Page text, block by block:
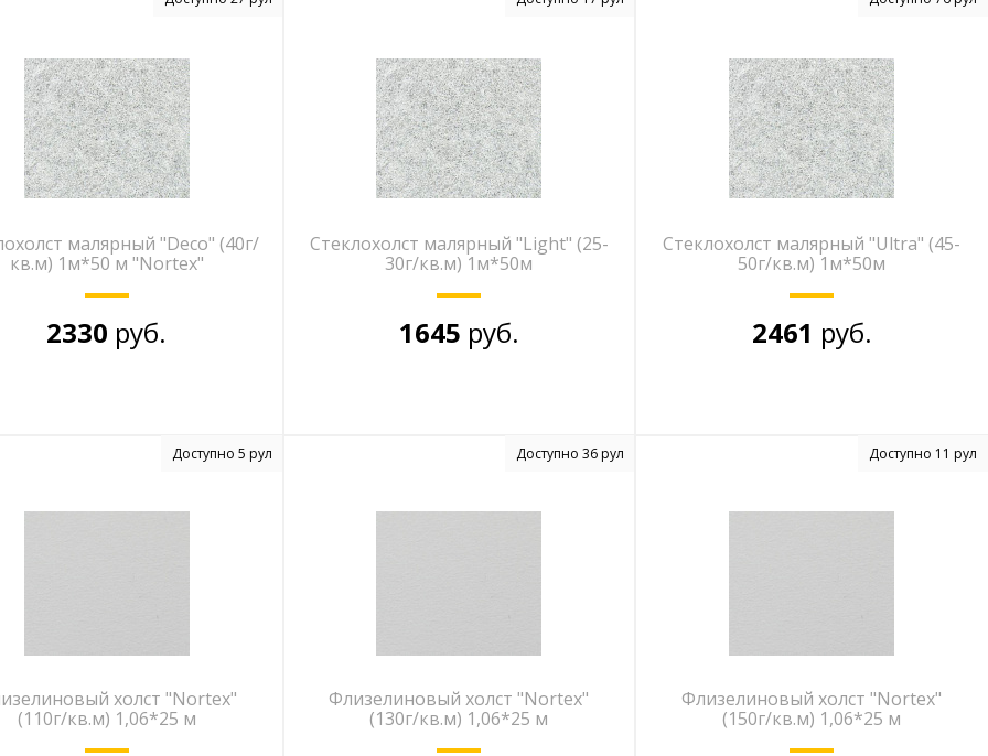
малярный "Deco" (40г/
кв.м) 1м*50 м "Nortex"
2330 руб.
Стеклохолст малярный "Light" (25-
30г/кв.м) 1м*50м
1645 руб.
Стеклохолст малярный "Ultra" (45-
50г/кв.м) 1м*50м
2461 руб.
Доступно 5 рул
холст "Nortex"
(110г/кв.м) 1,06*25 м
Доступно 36 рул
Флизелиновый холст "Nortex"
(130г/кв.м) 1,06*25 м
Доступно 11 рул
Флизелиновый холст "Nortex"
(150г/кв.м) 1,06*25 м